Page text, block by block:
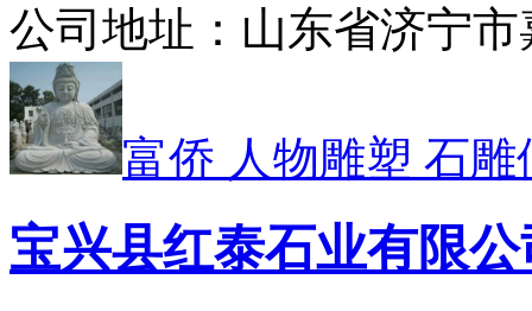
公司地址： 山东省济宁
富侨 人物雕塑 石雕
宝兴县红泰石业有限公